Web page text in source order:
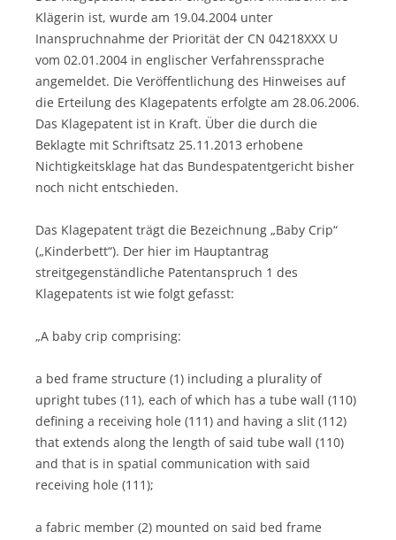
Klägerin ist, wurde am 19.04.2004 unter
Inanspruchnahme der Priorität der CN 04218XXX U
vom 02.01.2004 in englischer Verfahrenssprache
angemeldet. Die Veröffentlichung des Hinweises auf
die Erteilung des Klagepatents erfolgte am 28.06.2006.
Das Klagepatent ist in Kraft. Über die durch die
Beklagte mit Schriftsatz 25.11.2013 erhobene
Nichtigkeitsklage hat das Bundespatentgericht bisher
noch nicht entschieden.
Das Klagepatent trägt die Bezeichnung „Baby Crip“
(„Kinderbett“). Der hier im Hauptantrag
streitgegenständliche Patentanspruch 1 des
Klagepatents ist wie folgt gefasst:
„A baby crip comprising:
a bed frame structure (1) including a plurality of
upright tubes (11), each of which has a tube wall (110)
defining a receiving hole (111) and having a slit (112)
that extends along the length of said tube wall (110)
and that is in spatial communication with said
receiving hole (111);
a fabric member (2) mounted on said bed frame